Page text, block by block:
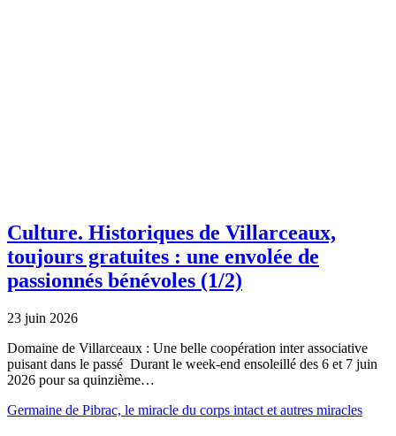
Culture. Historiques de Villarceaux,
toujours gratuites : une envolée de
passionnés bénévoles (1/2)
23 juin 2026
Domaine de Villarceaux : Une belle coopération inter associative
puisant dans le passé Durant le week-end ensoleillé des 6 et 7 juin
2026 pour sa quinzième…
Germaine de Pibrac, le miracle du corps intact et autres miracles